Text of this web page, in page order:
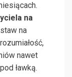
na
na
nawet
ławką.